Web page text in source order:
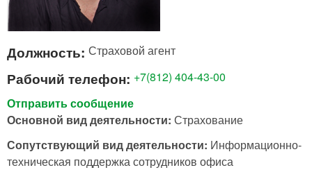
Должность: Страховой агент
Рабочий телефон: +7(812) 404-43-00
Отправить сообщение
Основной вид деятельности: Страхование
Сопутствующий вид деятельности: Информационно-
техническая поддержка сотрудников офиса